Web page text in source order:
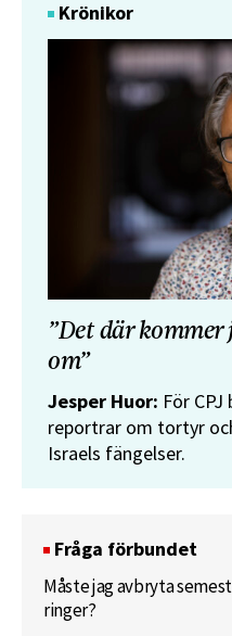
Krönikor
”Det där
om”
Jesper Huor: För
reportrar om tortyr
Israels fängelser.
Fråga förbundet
Måste jag avbryta
ringer?